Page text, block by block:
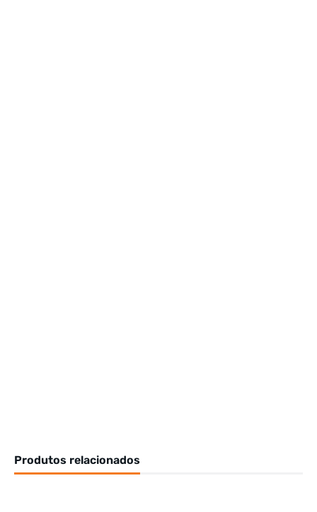
Produtos relacionados